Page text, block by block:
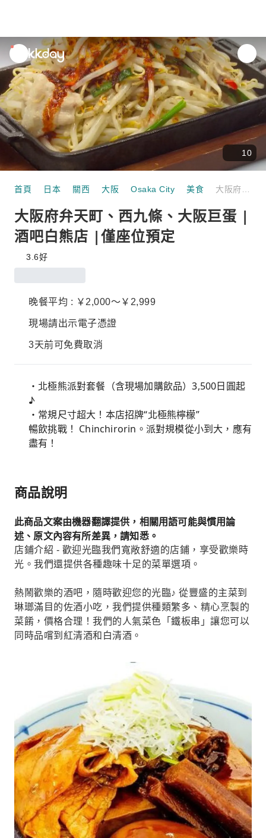
unread
notifications
10
首頁 日本 關西 大阪 Osaka City 美食
大阪府弁天町、西九條、大阪巨蛋 |
酒吧白熊店 |僅座位預定
3.6好
晚餐平均 : ￥2,000～￥2,999
現場請出示電子憑證
3天前可免費取消
・北極熊派對套餐（含現場加購飲品）3,500日圓起
♪
・常規尺寸超大！本店招牌“北極熊檸檬”
暢飲挑戰！ Chinchirorin。派對規模從小到大，應有
盡有！
商品說明
此商品文案由機器翻譯提供，相關用語可能與慣用論
述、原文內容有所差異，請知悉。
店鋪介紹 - 歡迎光臨我們寬敞舒適的店鋪，享受歡樂時
光。我們還提供各種趣味十足的菜單選項。
熱鬧歡樂的酒吧，隨時歡迎您的光臨♪ 從豐盛的主菜到
琳瑯滿目的佐酒小吃，我們提供種類繁多、精心烹製的
菜餚，價格合理！我們的人氣菜色「鐵板串」讓您可以
同時品嚐到紅清酒和白清酒。